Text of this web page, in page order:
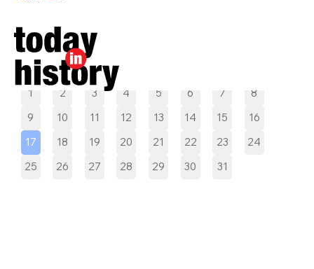
Pilih tanggal
1 2 3 4 5 6 7
8
9
10 11 12 13 14 15
16
17
18 19 20 21 22 23
24
25
26 27 28 29 30 31